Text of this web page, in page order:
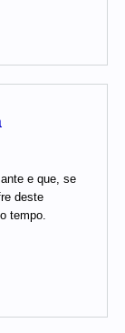
e que, se
deste
tempo.